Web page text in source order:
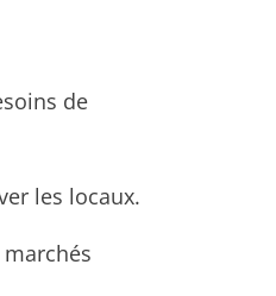
de
les locaux.